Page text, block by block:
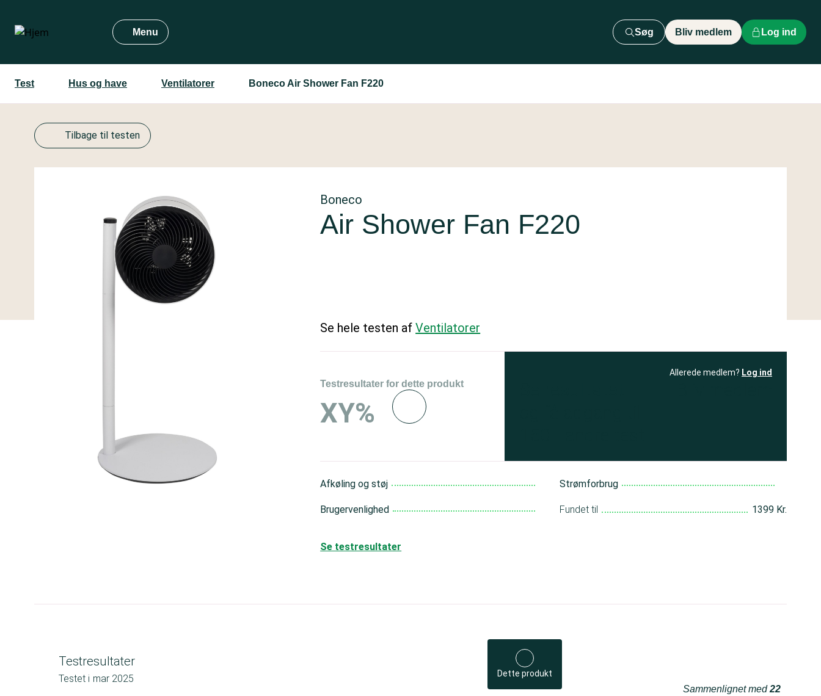
hovedindhold
Menu Søg Bliv medlem Log ind
Test Hus og have Ventilatorer Boneco Air Shower Fan F220
Tilbage til testen
Boneco
Air Shower Fan F220
Se hele testen afVentilatorer
Testresultater for dette produkt
XY%
Allerede medlem? Log ind
Afkøling og støj
Brugervenlighed
Strømforbrug
Fundet til 1399 Kr.
Se testresultater
Testresultater
Testet i mar 2025 Dette produkt
Sammenlignet med22